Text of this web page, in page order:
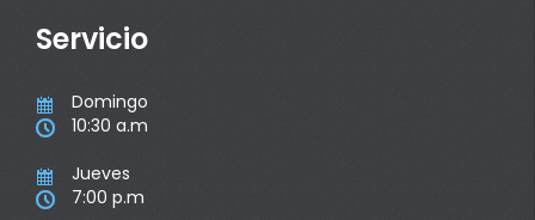
Servicio
 Domingo
 10:30 a.m
 Jueves
 7:00 p.m